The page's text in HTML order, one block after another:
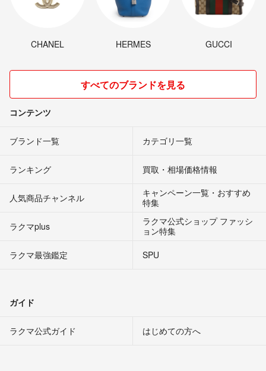
CHANEL HERMES GUCCI
すべてのブランドを見る
コンテンツ
ブランド一覧 カテゴリ一覧
ランキング 買取・相場価格情報
人気商品チャンネル
キャンペーン一覧・おすすめ
特集
ラクマplus
ラクマ公式ショップ ファッシ
ョン特集
ラクマ最強鑑定
SPU
ガイド
ラクマ公式ガイド はじめての方へ